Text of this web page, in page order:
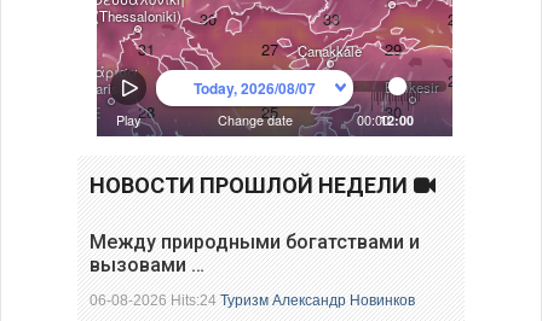
НОВОСТИ ПРОШЛОЙ НЕДЕЛИ
Между природными богатствами и
вызовами …
06-08-2026 Hits:24Туризм Александр Новинков